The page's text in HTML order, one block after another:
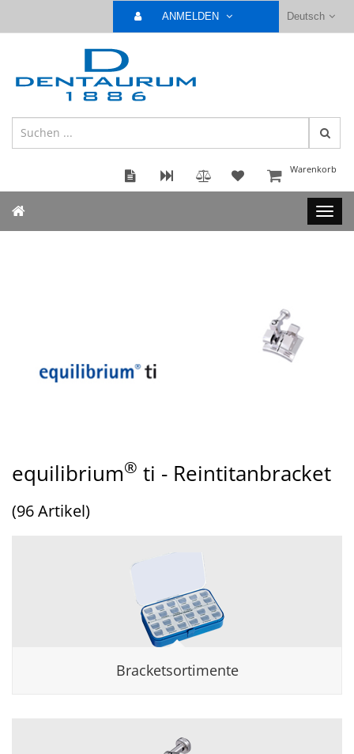
Deutsch
ANMELDEN
Warenkorb
equilibrium® ti - Reintitanbracket
(96 Artikel)
Bracketsortimente